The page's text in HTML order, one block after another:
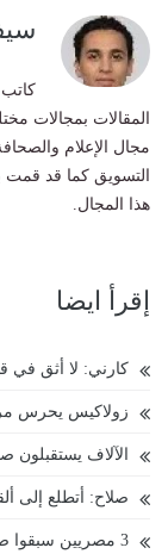
المقالات بمجالات
مجال الإعلام
التسويق كما قد
هذا المجال.
إقرأ ايضا
كارني: لا أثق في
زولاكيس يحرس مرمى
الآلاف يستقبلون
صلاح: أتطلع إلى